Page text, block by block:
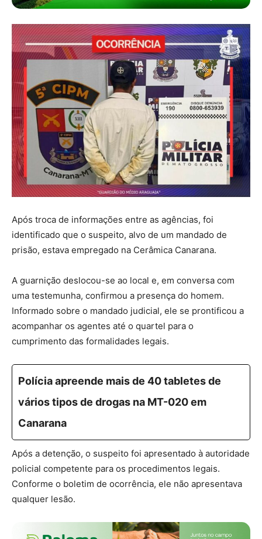
Após troca de informações entre as agências, foi
identificado que o suspeito, alvo de um mandado de
prisão, estava empregado na Cerâmica Canarana.
A guarnição deslocou-se ao local e, em conversa com
uma testemunha, confirmou a presença do homem.
Informado sobre o mandado judicial, ele se prontificou a
acompanhar os agentes até o quartel para o
cumprimento das formalidades legais.
Polícia apreende mais de 40 tabletes de
vários tipos de drogas na MT-020 em
Canarana
Após a detenção, o suspeito foi apresentado à autoridade
policial competente para os procedimentos legais.
Conforme o boletim de ocorrência, ele não apresentava
qualquer lesão.